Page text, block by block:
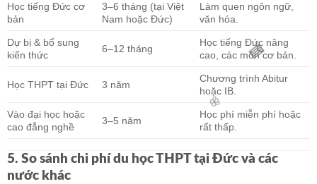
🌸
🧧
Học tiếng Đức cơ
bản
3–6 tháng (tại Việt
Nam hoặc Đức)
Làm quen ngôn ngữ,
văn hóa.
Dự bị & bổ sung
kiến thức
6–12 tháng
Học tiếng Đức nâng
cao, các môn cơ bản.
Học THPT tại Đức 3 năm
Chương trình Abitur
hoặc IB.
Vào đại học hoặc
cao đẳng nghề
3–5 năm
Học phí miễn phí hoặc
rất thấp.
5. So sánh chi phí du học THPT tại Đức và các
nước khác